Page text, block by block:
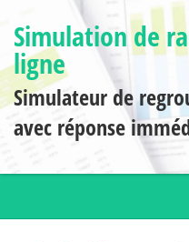
Simulation de
ligne
Simulateur de
avec réponse